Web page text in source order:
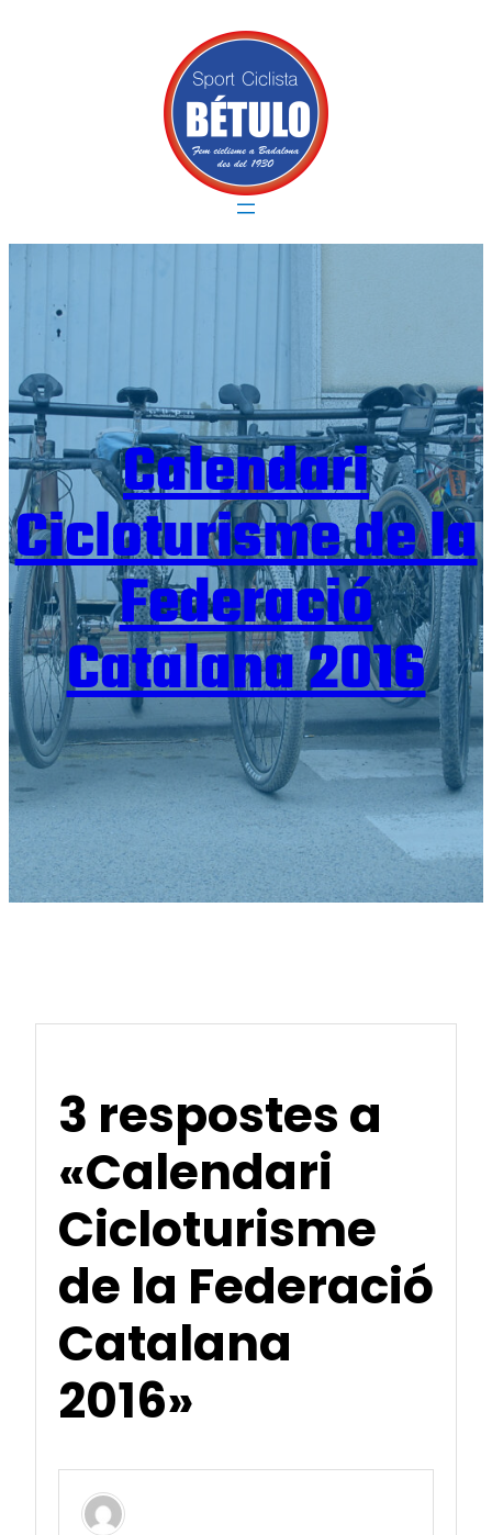
Calendari
Cicloturisme de la
Federació
Catalana 2016
3 respostes a
«Calendari
Cicloturisme
de la Federació
Catalana
2016»